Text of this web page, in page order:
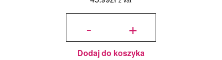
-
ilość
silikonowa
Półkule śr.
70 mm -
Silikomart +
Dodaj do koszyka